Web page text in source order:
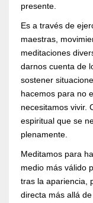
presente.
Es a través de
maestras,
meditaciones
darnos cuenta de
sostener
hacemos para no
necesitamos vivir.
espiritual que se
plenamente.
Meditamos para
medio más válido
tras la apariencia,
directa más allá